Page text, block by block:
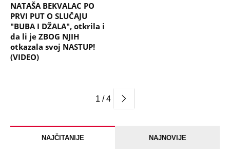
NATAŠA BEKVALAC PO
PRVI PUT O SLUČAJU
"BUBA I DŽALA", otkrila i
da li je ZBOG NJIH
otkazala svoj NASTUP!
(VIDEO)
1 / 4
NAJČITANIJE NAJNOVIJE